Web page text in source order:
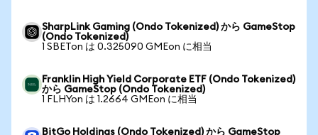
SharpLink Gaming (Ondo Tokenized) から GameStop
(Ondo Tokenized)
1 SBETon は 0.325090 GMEon に相当
Franklin High Yield Corporate ETF (Ondo Tokenized)
から GameStop (Ondo Tokenized)
1 FLHYon は 1.2664 GMEon に相当
BitGo Holdings (Ondo Tokenized) から GameStop